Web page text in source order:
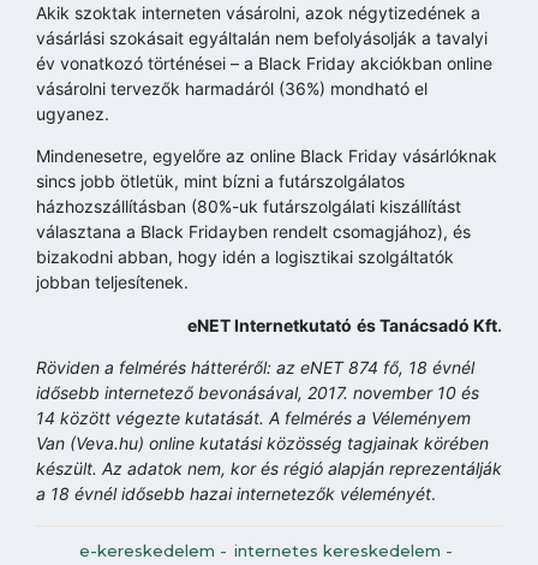
Akik szoktak interneten vásárolni, azok négytizedének a
vásárlási szokásait egyáltalán nem befolyásolják a tavalyi
év vonatkozó történései – a Black Friday akciókban online
vásárolni tervezők harmadáról (36%) mondható el
ugyanez.
Mindenesetre, egyelőre az online Black Friday vásárlóknak
sincs jobb ötletük, mint bízni a futárszolgálatos
házhozszállításban (80%-uk futárszolgálati kiszállítást
választana a Black Fridayben rendelt csomagjához), és
bizakodni abban, hogy idén a logisztikai szolgáltatók
jobban teljesítenek.
eNET Internetkutató és Tanácsadó Kft.
Röviden a felmérés hátteréről: az eNET 874 fő, 18 évnél
idősebb internetező bevonásával, 2017. november 10 és
14 között végezte kutatását. A felmérés a Véleményem
Van (Veva.hu) online kutatási közösség tagjainak körében
készült. Az adatok nem, kor és régió alapján reprezentálják
a 18 évnél idősebb hazai internetezők véleményét.
e-kereskedelem - internetes kereskedelem -